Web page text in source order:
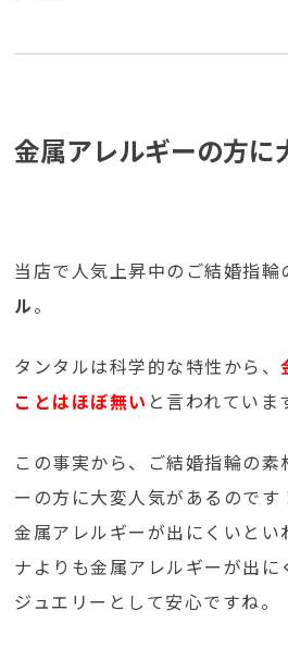
金属アレルギーの方に
当店で人気上昇中のご結婚指輪
ル。
タンタルは科学的な特性から、
ことはほぼ無い と言われていま
この事実から、ご結婚指輪の
ーの方に大変人気があるのです
金属アレルギーが出にくいとい
ナよりも金属アレルギーが出に
ジュエリーとして安心ですね。